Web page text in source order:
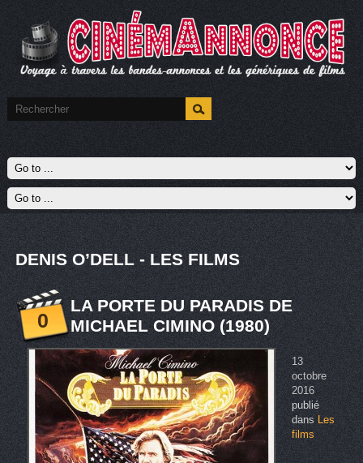
DENIS O’DELL - LES FILMS
0
LA PORTE DU PARADIS DE
MICHAEL CIMINO (1980)
13
octobre
2016
publié
dansLes
films